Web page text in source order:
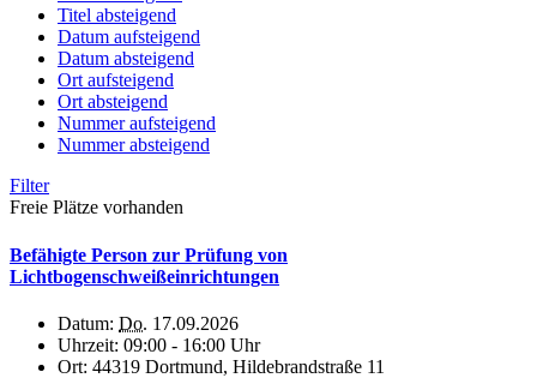
Titel absteigend
Datum aufsteigend
Datum absteigend
Ort aufsteigend
Ort absteigend
Nummer aufsteigend
Nummer absteigend
Filter
Freie Plätze vorhanden
Befähigte Person zur Prüfung von
Lichtbogenschweißeinrichtungen
Datum: Do. 17.09.2026
Uhrzeit: 09:00 - 16:00 Uhr
Ort: 44319 Dortmund, Hildebrandstraße 11